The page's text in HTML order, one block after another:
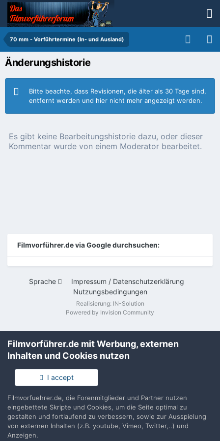
70 mm - Vorführtermine (In- und Ausland)
Änderungshistorie
Bitte beachte, dass Revisionen, die älter als 30 Tage sind,
entfernt werden und hier nicht mehr angezeigt werden.
Es gibt keine Bearbeitungshistorie dazu, oder dieser
Kommentar wurde von einem Moderator bearbeitet.
Filmvorführer.de via Google durchsuchen:
Sprache
Impressum / Datenschutzerklärung
Nutzungsbedingungen
Realisierung: IN-Solution
Powered by Invision Community
Filmvorführer.de mit Werbung, externen
Inhalten und Cookies nutzen
I accept
Filmvorfuehrer.de, die Forenmitglieder und Partner nutzen
eingebettete Skripte und Cookies, um die Seite optimal zu
gestalten und fortlaufend zu verbessern, sowie zur Ausspielung
von externen Inhalten (z.B. youtube, Vimeo, Twitter,..) und
Anzeigen.